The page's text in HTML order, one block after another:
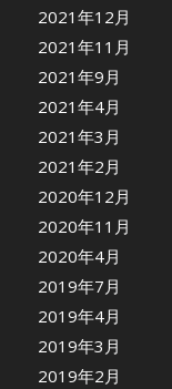
2021年12月
2021年11月
2021年9月
2021年4月
2021年3月
2021年2月
2020年12月
2020年11月
2020年4月
2019年7月
2019年4月
2019年3月
2019年2月